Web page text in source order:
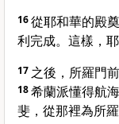
16從耶和華的殿
利完成。這樣，
17 之後，所羅門
18希蘭派懂得航
斐，從那裡為所